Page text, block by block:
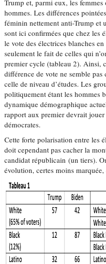
Trump et, parmi eux, les
hommes. Les différences
féminin nettement anti-Trump et
sont ici confirmées que chez les
le vote des électrices blanches
seulement le fait de celles qui
premier cycle (tableau 2). Ainsi,
différence de vote ne semble
celle de niveau d’études. Les
politiquement étant les hommes
dynamique démographique
rapport aux premier devrait jouer
démocrates.
Cette forte polarisation entre les
doit cependant pas cacher la
candidat républicain (un tiers).
évolution, certes moins